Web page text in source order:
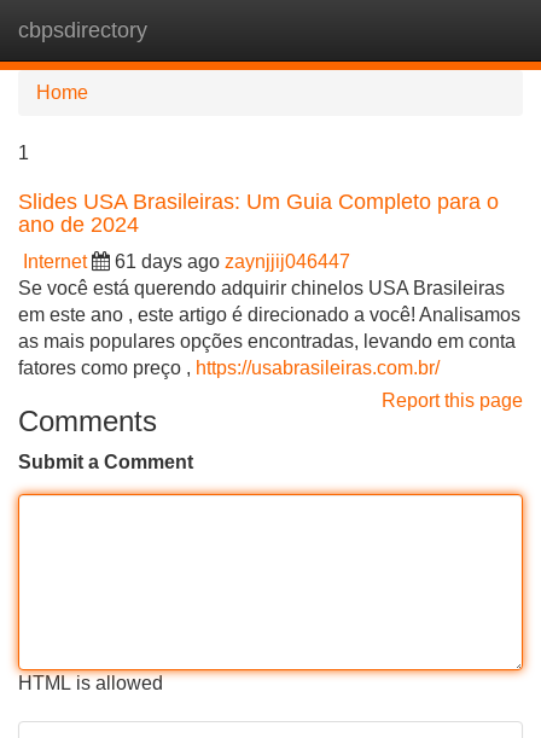
cbpsdirectory
Home
1
Slides USA Brasileiras: Um Guia Completo para o
ano de 2024
Internet 61 days ago zaynjjij046447
Se você está querendo adquirir chinelos USA Brasileiras
em este ano , este artigo é direcionado a você! Analisamos
as mais populares opções encontradas, levando em conta
fatores como preço , https://usabrasileiras.com.br/
Report this page
Comments
Submit a Comment
HTML is allowed